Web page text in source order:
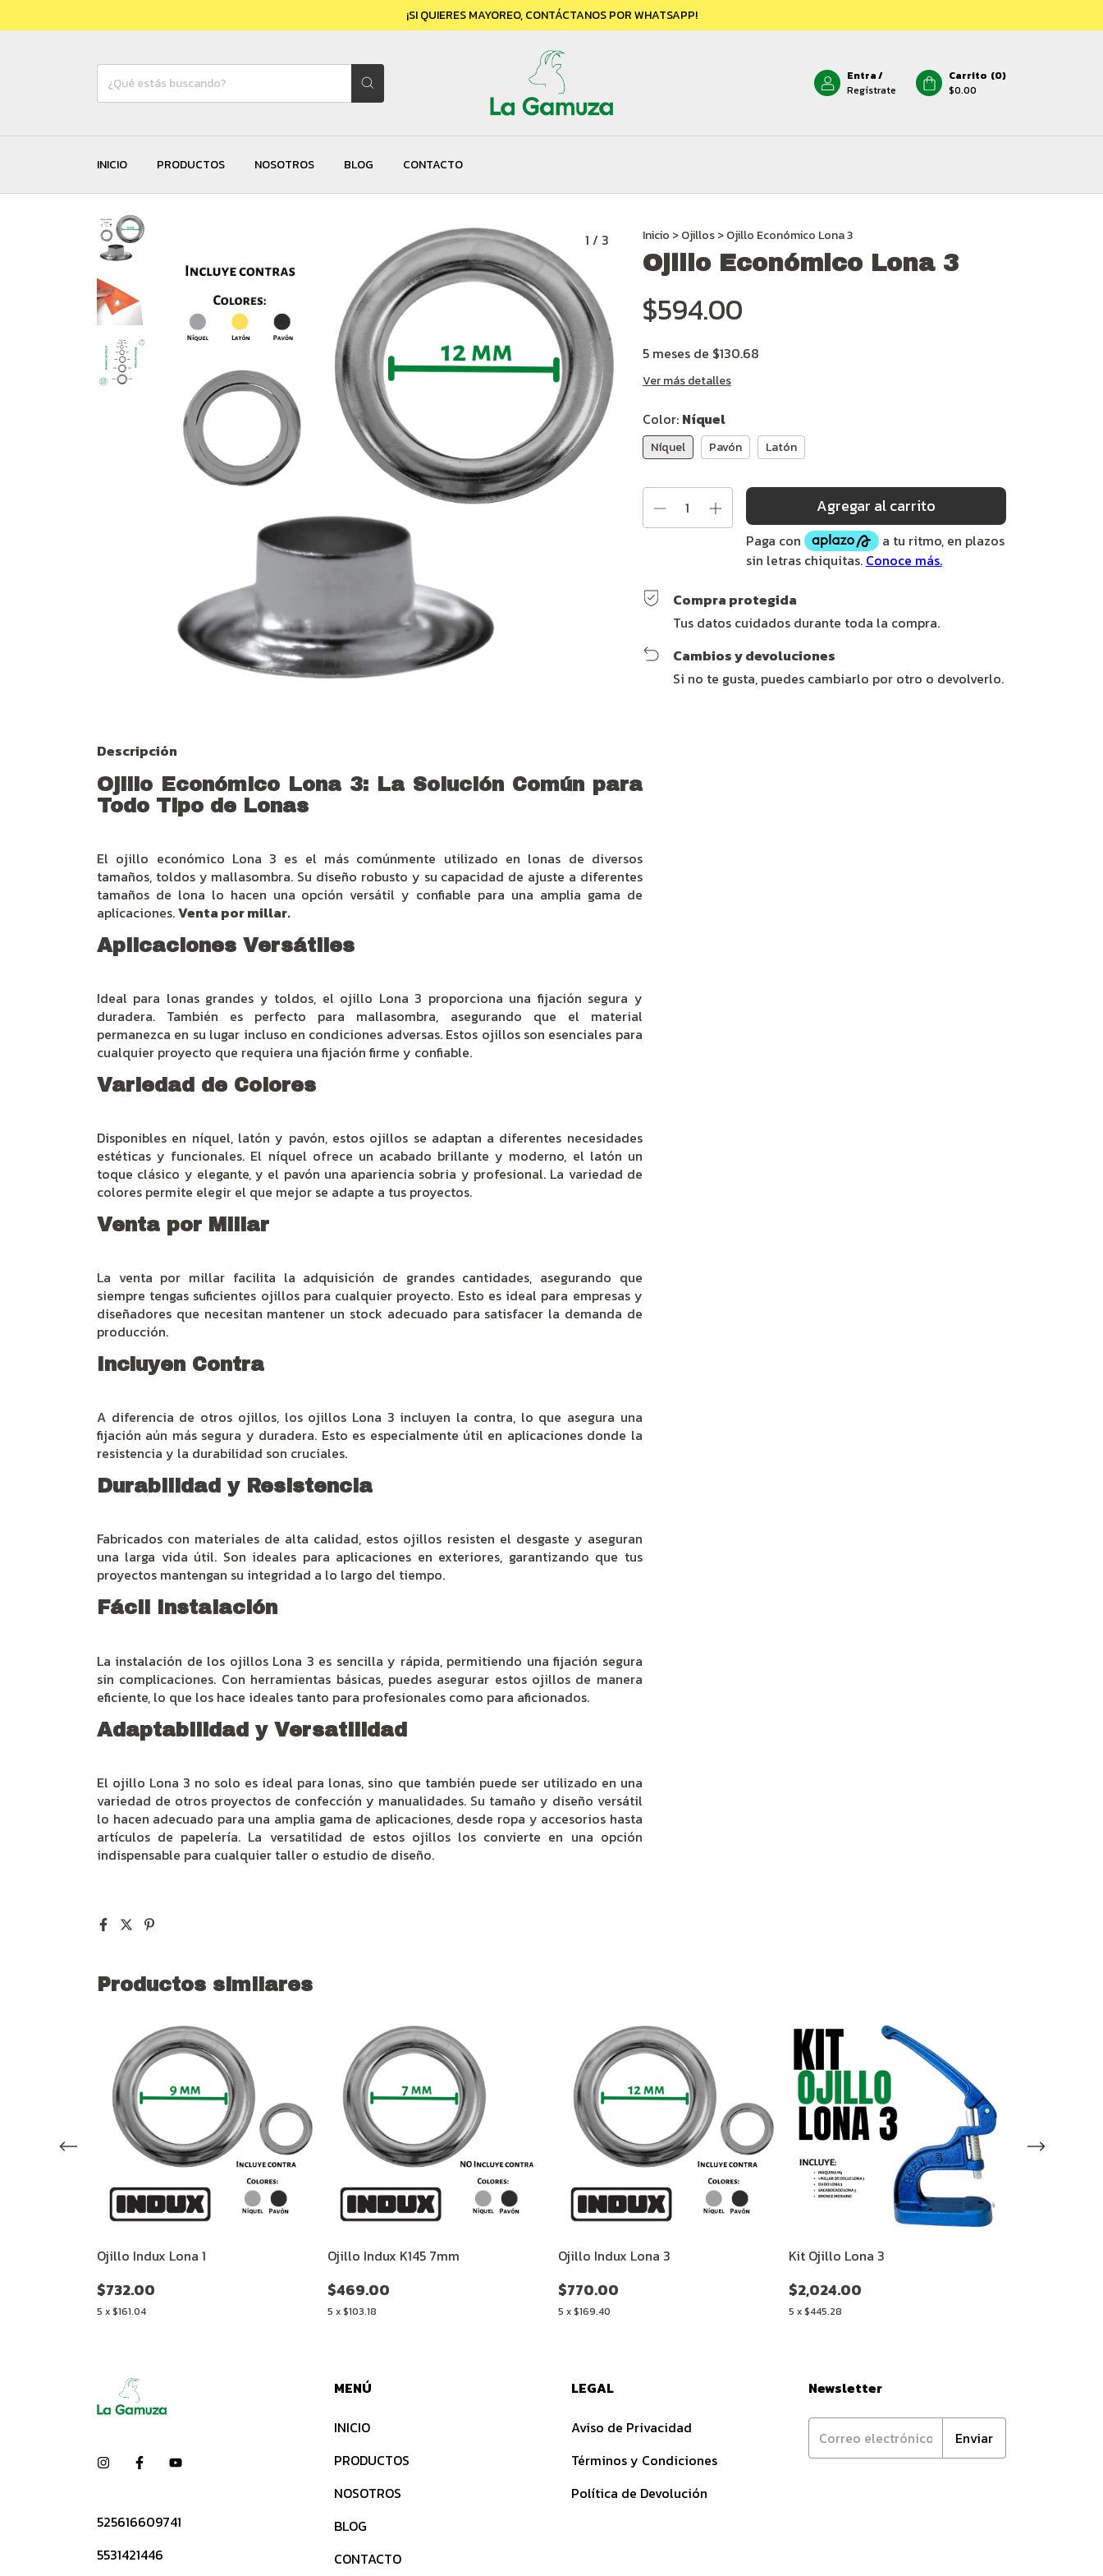
¡SI QUIERES MAYOREO, CONTÁCTANOS POR WHATSAPP!
Entra/
Regístrate
Carrito (0)
$0.00
INICIO PRODUCTOS NOSOTROS BLOG CONTACTO
1 / 3 Inicio > Ojillos > Ojillo Económico Lona 3
Ojillo Económico Lona 3
$594.00
5 meses de $130.68
Ver más detalles
Color: Níquel
Níquel Pavón Latón
Compra protegida
Tus datos cuidados durante toda la compra.
Cambios y devoluciones
Si no te gusta, puedes cambiarlo por otro o devolverlo.
Descripción
Ojillo Económico Lona 3: La Solución Común para
Todo Tipo de Lonas
El ojillo económico Lona 3 es el más comúnmente utilizado en lonas de diversos
tamaños, toldos y mallasombra. Su diseño robusto y su capacidad de ajuste a diferentes
tamaños de lona lo hacen una opción versátil y confiable para una amplia gama de
aplicaciones.Venta por millar.
Aplicaciones Versátiles
Ideal para lonas grandes y toldos, el ojillo Lona 3 proporciona una fijación segura y
duradera. También es perfecto para mallasombra, asegurando que el material
permanezca en su lugar incluso en condiciones adversas. Estos ojillos son esenciales para
cualquier proyecto que requiera una fijación firme y confiable.
Variedad de Colores
Disponibles en níquel, latón y pavón, estos ojillos se adaptan a diferentes necesidades
estéticas y funcionales. El níquel ofrece un acabado brillante y moderno, el latón un
toque clásico y elegante, y el pavón una apariencia sobria y profesional. La variedad de
colores permite elegir el que mejor se adapte a tus proyectos.
Venta por Millar
La venta por millar facilita la adquisición de grandes cantidades, asegurando que
siempre tengas suficientes ojillos para cualquier proyecto. Esto es ideal para empresas y
diseñadores que necesitan mantener un stock adecuado para satisfacer la demanda de
producción.
Incluyen Contra
A diferencia de otros ojillos, los ojillos Lona 3 incluyen la contra, lo que asegura una
fijación aún más segura y duradera. Esto es especialmente útil en aplicaciones donde la
resistencia y la durabilidad son cruciales.
Durabilidad y Resistencia
Fabricados con materiales de alta calidad, estos ojillos resisten el desgaste y aseguran
una larga vida útil. Son ideales para aplicaciones en exteriores, garantizando que tus
proyectos mantengan su integridad a lo largo del tiempo.
Fácil Instalación
La instalación de los ojillos Lona 3 es sencilla y rápida, permitiendo una fijación segura
sin complicaciones. Con herramientas básicas, puedes asegurar estos ojillos de manera
eficiente, lo que los hace ideales tanto para profesionales como para aficionados.
Adaptabilidad y Versatilidad
El ojillo Lona 3 no solo es ideal para lonas, sino que también puede ser utilizado en una
variedad de otros proyectos de confección y manualidades. Su tamaño y diseño versátil
lo hacen adecuado para una amplia gama de aplicaciones, desde ropa y accesorios hasta
artículos de papelería. La versatilidad de estos ojillos los convierte en una opción
indispensable para cualquier taller o estudio de diseño.
Productos similares
Ojillo Indux Lona 1
$732.00
5 x$161.04
Ojillo Indux K145 7mm
$469.00
5 x$103.18
Ojillo Indux Lona 3
$770.00
5 x$169.40
Kit Ojillo Lona 3
$2,024.00
5 x$445.28
525616609741
5531421446
MENÚ
INICIO
PRODUCTOS
NOSOTROS
BLOG
CONTACTO
LEGAL
Aviso de Privacidad
Términos y Condiciones
Política de Devolución
Newsletter